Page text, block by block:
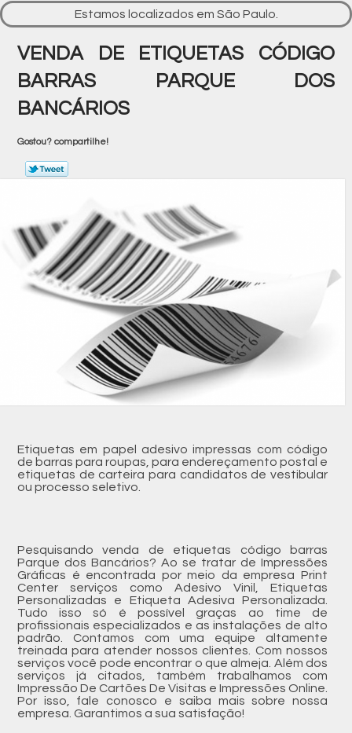
Estamos localizados em São Paulo.
VENDA DE ETIQUETAS CÓDIGO
BARRAS PARQUE DOS
BANCÁRIOS
Gostou? compartilhe!
Etiquetas em papel adesivo impressas com código
de barras para roupas, para endereçamento postal e
etiquetas de carteira para candidatos de vestibular
ou processo seletivo.
Pesquisando venda de etiquetas código barras
Parque dos Bancários? Ao se tratar de Impressões
Gráficas é encontrada por meio da empresa Print
Center serviços como Adesivo Vinil, Etiquetas
Personalizadas e Etiqueta Adesiva Personalizada.
Tudo isso só é possível graças ao time de
profissionais especializados e as instalações de alto
padrão. Contamos com uma equipe altamente
treinada para atender nossos clientes. Com nossos
serviços você pode encontrar o que almeja. Além dos
serviços já citados, também trabalhamos com
Impressão De Cartões De Visitas e Impressões Online.
Por isso, fale conosco e saiba mais sobre nossa
empresa. Garantimos a sua satisfação!